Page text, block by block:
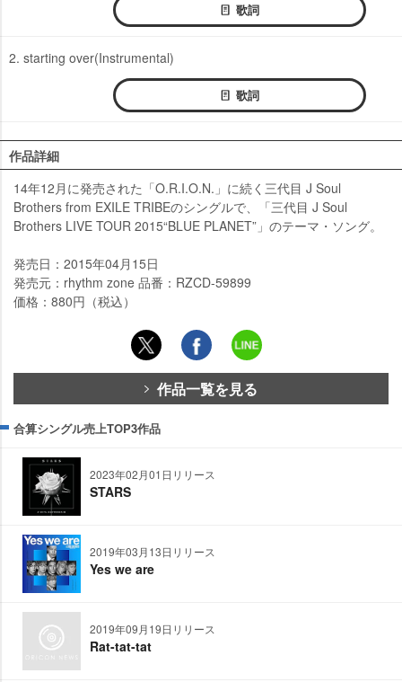
歌詞
2. starting over(Instrumental)
歌詞
作品詳細
14年12月に発売された「O.R.I.O.N.」に続く三代目 J Soul
Brothers from EXILE TRIBEのシングルで、「三代目 J Soul
Brothers LIVE TOUR 2015“BLUE PLANET”」のテーマ・ソング。
発売日：2015年04月15日
発売元：rhythm zone 品番：RZCD-59899
価格：880円（税込）
作品一覧を見る
合算シングル売上TOP3作品
2023年02月01日リリース
STARS
2019年03月13日リリース
Yes we are
2019年09月19日リリース
Rat-tat-tat